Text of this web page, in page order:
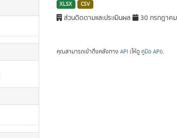
XLSX CSV
ส่วนติดตามและประเมินผล 30 กรกฎาค
คุณสามารถเข้าถึงคลังทาง API (ให้ดู คู่มือ API).